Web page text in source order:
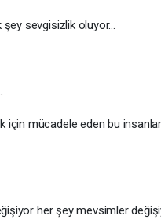
sevgisizlik oluyor…
için mücadele eden bu
her şey mevsimler